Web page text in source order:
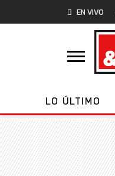
EN VIVO
LO ÚLTIMO